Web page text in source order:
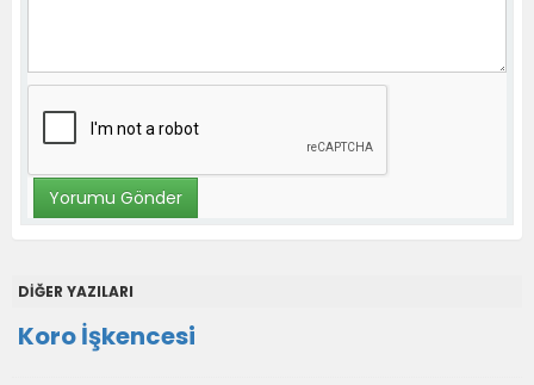
DİĞER YAZILARI
Koro İşkencesi